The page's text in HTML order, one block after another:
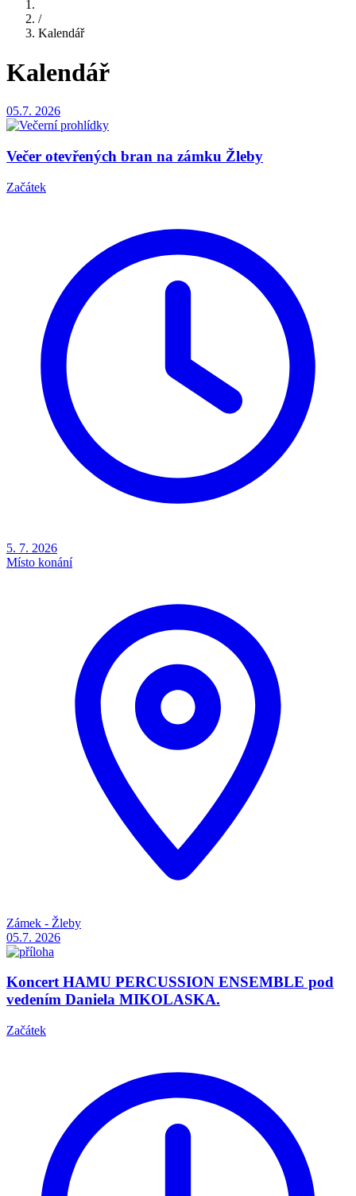
/
Kalendář
Kalendář
05.7. 2026
Večer otevřených bran na zámku Žleby
Začátek
5. 7. 2026
Místo konání
Zámek - Žleby
05.7. 2026
Koncert HAMU PERCUSSION ENSEMBLE pod
vedením Daniela MIKOLASKA.
Začátek